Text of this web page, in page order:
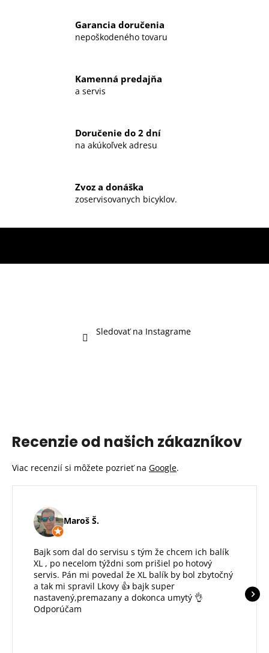
Garancia doručenia
nepoškodeného tovaru
Kamenná predajňa
a servis
Doručenie do 2 dní
na akúkoľvek adresu
Zvoz a donáška
zoservisovanych bicyklov.
Sledovať na Instagrame
Recenzie od našich zákazníkov
Viac recenzií si môžete pozrieť na Google.
Maroš Š.
Bajk som dal do servisu s tým že chcem ich balík
XL , po necelom týždni som prišiel po hotový
servis. Pán mi povedal že XL balík by bol zbytočný
a tak mi spravil Lkovy 👍 bajk super
nastavený,premazany a dokonca umytý 👌
Odporúčam